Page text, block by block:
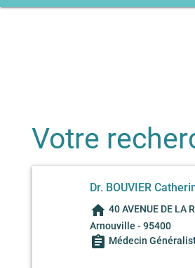
Votre
Dr. BOUVIER
home 40 AVENUE DE LA
Arnouville - 95400
assignment Médecin